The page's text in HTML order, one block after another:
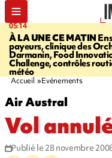
05:14
À LA UNE CE MATIN
payeurs, clinique des
Darmanin, Food
Challenge, contrôles
météo
Accueil Evénements
Air Austral
Vol
Publié le 28 novembre